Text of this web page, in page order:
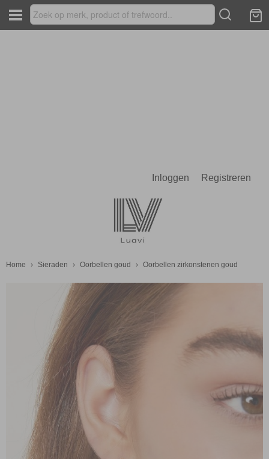
Inloggen Registreren
Home › Sieraden › Oorbellen goud › Oorbellen zirkonstenen goud